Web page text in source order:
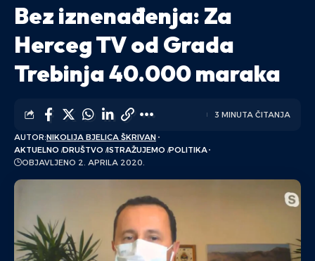
Bez iznenađenja: Za
Herceg TV od Grada
Trebinja 40.000 maraka
AUTOR:NIKOLIJA BJELICA ŠKRIVAN
AKTUELNO DRUŠTVO ISTRAŽUJEMO POLITIKA
OBJAVLJENO 2. APRILA 2020.
3 MINUTA ČITANJA